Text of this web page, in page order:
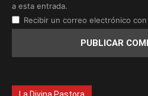
a esta entrada.
Recibir un correo electrónico